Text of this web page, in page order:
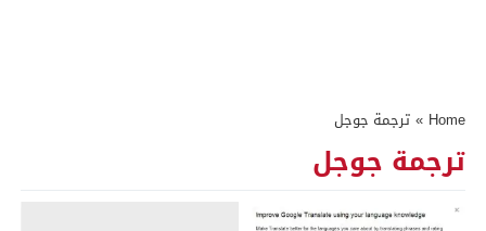
Home
» ترجمة جوجل
ترجمة جوجل